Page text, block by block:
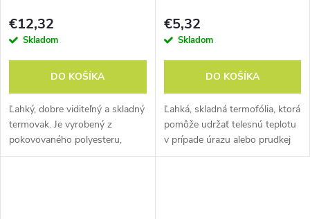
€12,32
Skladom
DO KOŠÍKA
Ľahký, dobre viditeľný a skladný
termovak. Je vyrobený z
pokovovaného polyesteru,
ktorý odráža viac ako 90%
€5,32
Skladom
DO KOŠÍKA
Ľahká, skladná termofólia, ktorá
pomôže udržať telesnú teplotu
v prípade úrazu alebo prudkej
neočakávanej zmeny počasia.